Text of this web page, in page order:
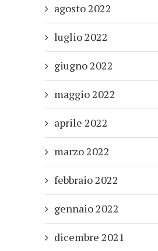
agosto 2022
luglio 2022
giugno 2022
maggio 2022
aprile 2022
marzo 2022
febbraio 2022
gennaio 2022
dicembre 2021